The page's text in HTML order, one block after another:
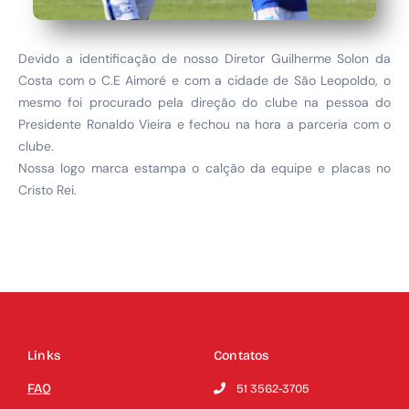
Devido a identificação de nosso Diretor Guilherme Solon da
Costa com o C.E Aimoré e com a cidade de São Leopoldo, o
mesmo foi procurado pela direção do clube na pessoa do
Presidente Ronaldo Vieira e fechou na hora a parceria com o
clube.
Nossa logo marca estampa o calção da equipe e placas no
Cristo Rei.
Links
FAQ
Contatos
51 3562-3705